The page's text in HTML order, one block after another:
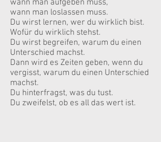
wann man aufgeben muss,
wann man loslassen muss.
Du wirst lernen, wer du wirklich bist.
Wofür du wirklich stehst.
Du wirst begreifen, warum du einen
Unterschied machst.
Dann wird es Zeiten geben, wenn du
vergisst, warum du einen Unterschied
machst.
Du hinterfragst, was du tust.
Du zweifelst, ob es all das wert ist.